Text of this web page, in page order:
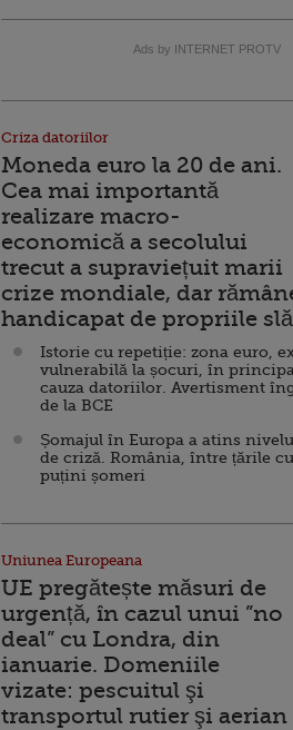
Ads by INTERNET PROTV
Criza datoriilor
Moneda euro la 20 de ani.
Cea mai importantă
realizare macro-
economică a secolului
trecut a supraviețuit marii
crize mondiale, dar
handicapat de propriile
Istorie cu repetiție: zona euro,
vulnerabilă la șocuri, în
cauza datoriilor. Avertisment
de la BCE
Șomajul în Europa a atins
de criză. România, între țările
puțini șomeri
Uniunea Europeana
UE pregătește măsuri de
urgență, în cazul unui ”no
deal” cu Londra, din
ianuarie. Domeniile
vizate: pescuitul şi
transportul rutier şi aerian